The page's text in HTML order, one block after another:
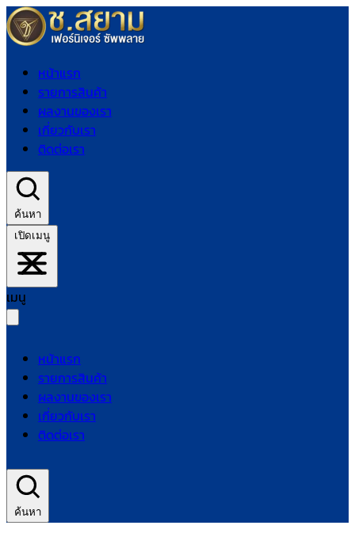
หน้าแรก
รายการสินค้า
ผลงานของเรา
เกี่ยวกับเรา
ติดต่อเรา
ค้นหา
เปิดเมนู
เมนู
หน้าแรก
รายการสินค้า
ผลงานของเรา
เกี่ยวกับเรา
ติดต่อเรา
ค้นหา